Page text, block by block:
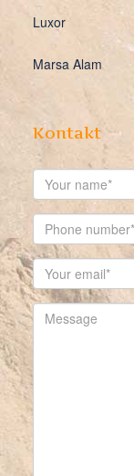
Luxor
Marsa Alam
Kontakt